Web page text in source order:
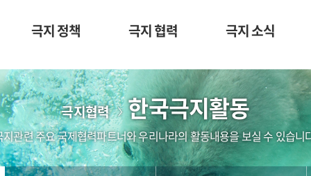
극지 정책 극지 협력 극지 소식
극지협력 한국극지활동
지관련 주요 국제협력파트너와 우리나라의 활동내용을 보실 수 있습니